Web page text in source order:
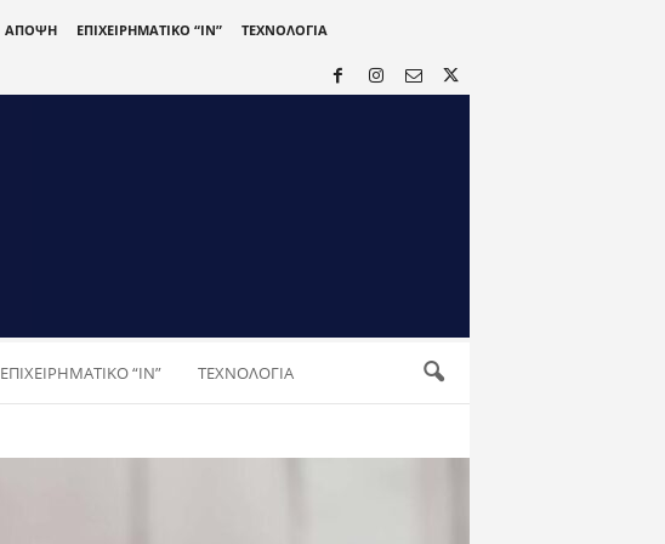
ΑΠΟΨΗ ΕΠΙΧΕΙΡΗΜΑΤΙΚΟ “IN” ΤΕΧΝΟΛΟΓΙΑ
ΕΠΙΧΕΙΡΗΜΑΤΙΚΟ “IN” ΤΕΧΝΟΛΟΓΙΑ